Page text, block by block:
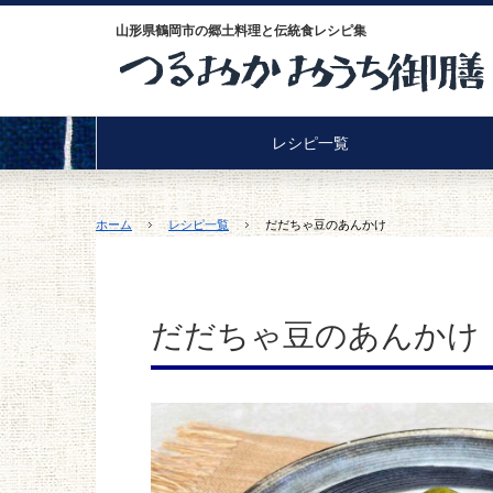
山形県鶴岡市の郷土料理と伝統食レシピ集
レシピ一覧
ホーム レシピ一覧 だだちゃ豆のあんかけ
だだちゃ豆のあんかけ